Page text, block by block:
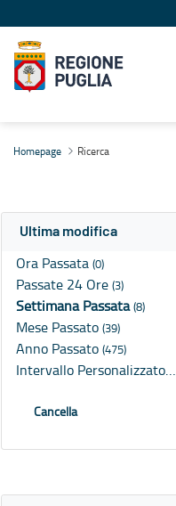
Homepage Ricerca
Ultima modifica
Ora Passata (0)
Passate 24 Ore (3)
Settimana Passata(8)
Mese Passato (39)
Anno Passato (475)
Intervallo Personalizzato…
Cancella